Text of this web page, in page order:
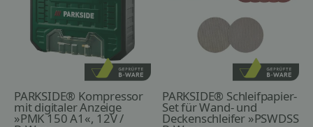
PARKSIDE® Kompressor
mit digitaler Anzeige
»PMK 150 A1«, 12V /
PARKSIDE® Schleifpapier-
Set für Wand- und
Deckenschleifer »PSWDSS